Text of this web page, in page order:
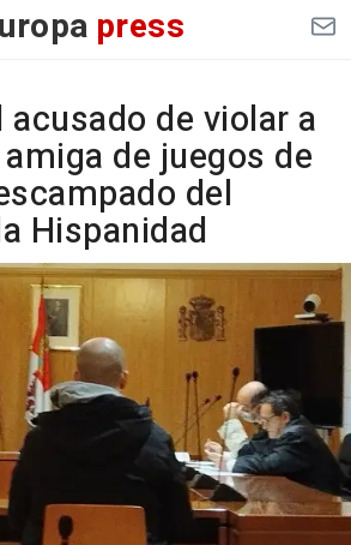
press
de violar a
de juegos de
del
Hispanidad